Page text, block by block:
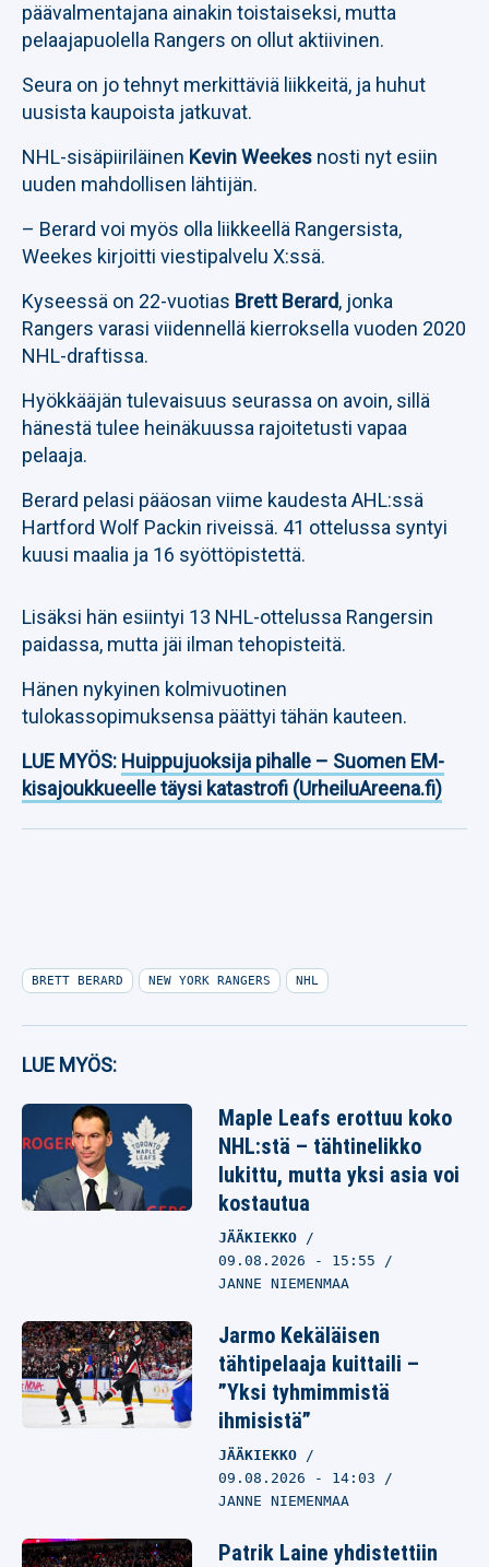
päävalmentajana ainakin toistaiseksi, mutta
pelaajapuolella Rangers on ollut aktiivinen.
Seura on jo tehnyt merkittäviä liikkeitä, ja huhut
uusista kaupoista jatkuvat.
NHL-sisäpiiriläinen Kevin Weekes nosti nyt esiin
uuden mahdollisen lähtijän.
– Berard voi myös olla liikkeellä Rangersista,
Weekes kirjoitti viestipalvelu X:ssä.
Kyseessä on 22-vuotias Brett Berard, jonka
Rangers varasi viidennellä kierroksella vuoden 2020
NHL-draftissa.
Hyökkääjän tulevaisuus seurassa on avoin, sillä
hänestä tulee heinäkuussa rajoitetusti vapaa
pelaaja.
Berard pelasi pääosan viime kaudesta AHL:ssä
Hartford Wolf Packin riveissä. 41 ottelussa syntyi
kuusi maalia ja 16 syöttöpistettä.
Lisäksi hän esiintyi 13 NHL-ottelussa Rangersin
paidassa, mutta jäi ilman tehopisteitä.
Hänen nykyinen kolmivuotinen
tulokassopimuksensa päättyi tähän kauteen.
LUE MYÖS: Huippujuoksija pihalle – Suomen EM-
kisajoukkueelle täysi katastrofi (UrheiluAreena.fi)
BRETT BERARD NEW YORK RANGERS NHL
LUE MYÖS:
Maple Leafs erottuu koko
NHL:stä – tähtinelikko
lukittu, mutta yksi asia voi
kostautua
JÄÄKIEKKO
09.08.2026 - 15:55
JANNE NIEMENMAA
Jarmo Kekäläisen
tähtipelaaja kuittaili –
”Yksi tyhmimmistä
ihmisistä”
JÄÄKIEKKO
09.08.2026 - 14:03
JANNE NIEMENMAA
Patrik Laine yhdistettiin